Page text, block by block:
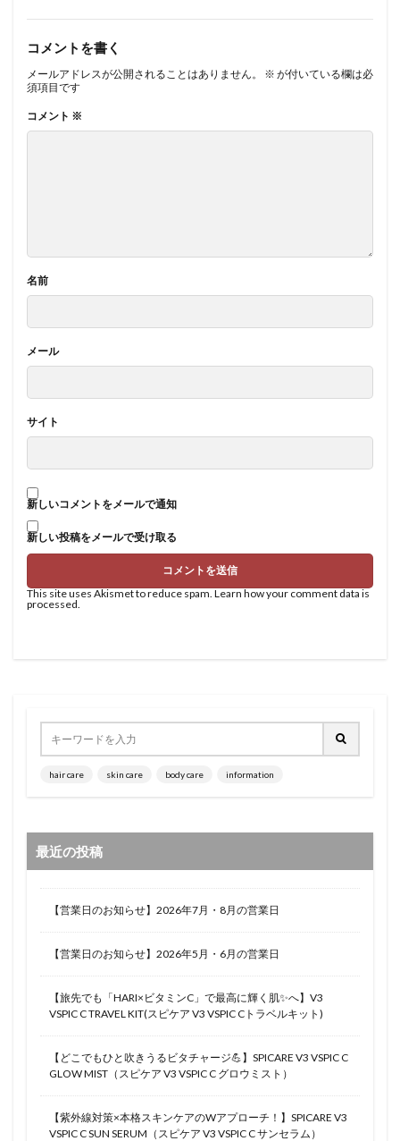
コメントを書く
メールアドレスが公開されることはありません。 ※ が付いている欄は必
須項目です
コメント ※
名前
メール
サイト
新しいコメントをメールで通知
新しい投稿をメールで受け取る
This site uses Akismet to reduce spam. Learn how your comment data is
processed
hair care skin care body care information
最近の投稿
【営業日のお知らせ】2026年7月・8月の営業日
【営業日のお知らせ】2026年5月・6月の営業日
【旅先でも「HARI×ビタミンC」で最高に輝く肌✨へ】V3
VSPIC C TRAVEL KIT(スピケア V3 VSPIC Cトラベルキット)
【どこでもひと吹きうるビタチャージ💪】SPICARE V3 VSPIC C
GLOW MIST（スピケア V3 VSPIC C グロウミスト）
【紫外線対策×本格スキンケアのWアプローチ！】SPICARE V3
VSPIC C SUN SERUM（スピケア V3 VSPIC C サンセラム）